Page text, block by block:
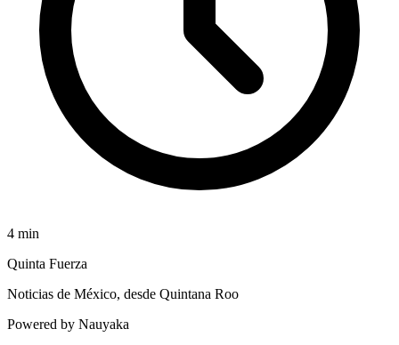
4 min
Quinta Fuerza
Noticias de México, desde Quintana Roo
Powered by Nauyaka